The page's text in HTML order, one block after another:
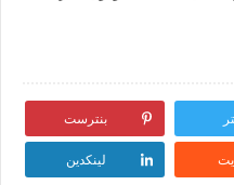
بنترست
لينكدين